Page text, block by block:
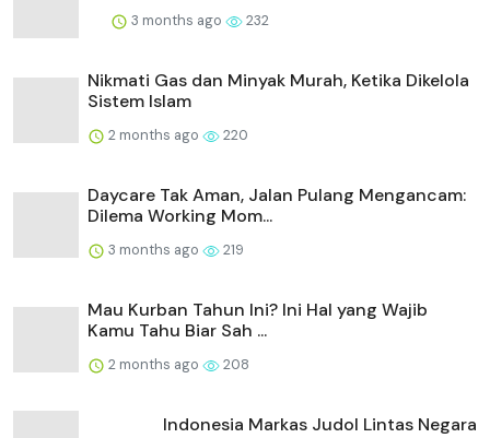
3 months ago 232
Nikmati Gas dan Minyak Murah, Ketika Dikelola
Sistem Islam
2 months ago 220
Daycare Tak Aman, Jalan Pulang Mengancam:
Dilema Working Mom...
3 months ago 219
Mau Kurban Tahun Ini? Ini Hal yang Wajib
Kamu Tahu Biar Sah ...
2 months ago 208
Indonesia Markas Judol Lintas Negara